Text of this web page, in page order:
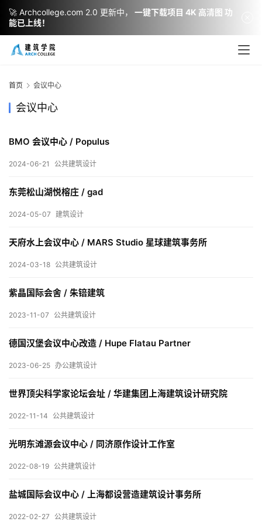
建
设
计
内
计
城
与
观
建
教
首页 会议中心
会议中心
BMO 会议中心 / Populus
2024-06-21 公共建筑设计
东莞松山湖悦榕庄 / gad
2024-05-07 建筑设计
天府水上会议中心 / MARS Studio 星球建筑事务所
2024-03-18 公共建筑设计
紫晶国际会舍 / 朱锫建筑
2023-11-07 公共建筑设计
德国汉堡会议中心改造 / Hupe Flatau Partner
2023-06-25 办公建筑设计
世界顶尖科学家论坛会址 / 华建集团上海建筑设计研究院
2022-11-14 公共建筑设计
光明东滩源会议中心 / 同济原作设计工作室
2022-08-19 公共建筑设计
盐城国际会议中心 / 上海都设营造建筑设计事务所
2022-02-27 公共建筑设计
🚀 Archcollege.com 2.0 更新中，
一键下载项目 4K 高清图 功
能已上线！